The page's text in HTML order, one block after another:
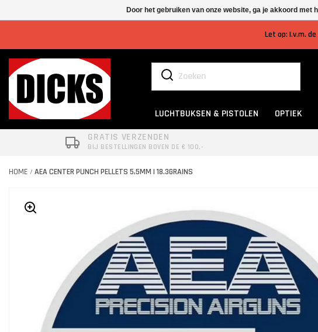
Let op: I.v.m.
LUCHTBUKSEN & PISTOLEN OPTIEK
GRATIS VERZENDEN
BIJ BESTELLINGEN BOVEN DE € 100,-
HOME / AEA CENTER PUNCH PELLETS 5,5MM | 18.3GRAINS
Door het gebruiken van onze website, ga je akkoord